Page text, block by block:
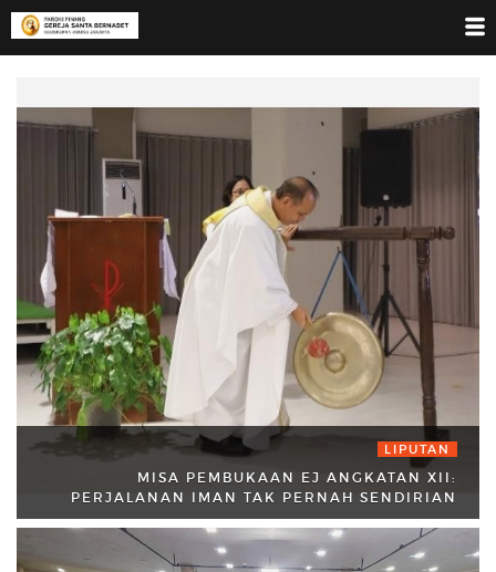
LIPUTAN
MISA PEMBUKAAN EJ ANGKATAN XII:
PERJALANAN IMAN TAK PERNAH SENDIRIAN